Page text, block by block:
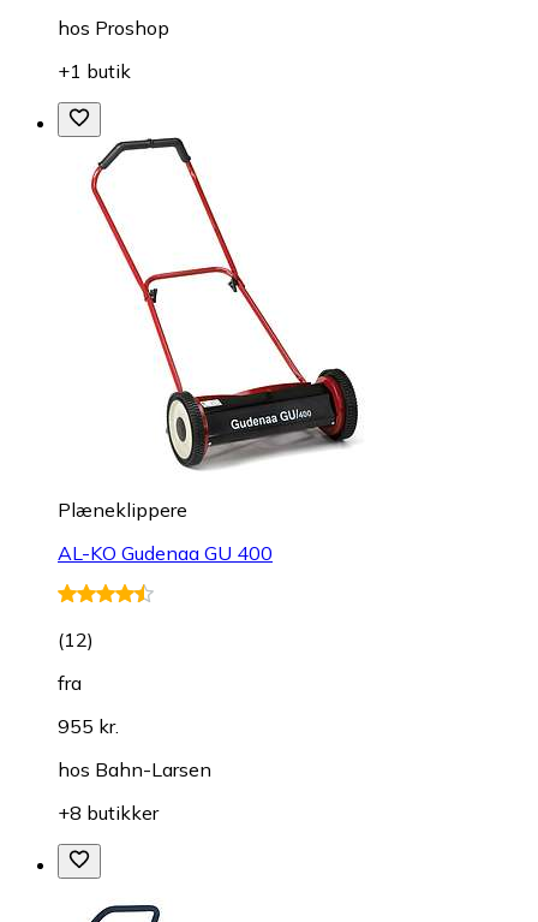
hos Proshop
+1 butik
Plæneklippere
AL-KO Gudenaa GU 400
(12)
fra
955 kr.
hos Bahn-Larsen
+8 butikker